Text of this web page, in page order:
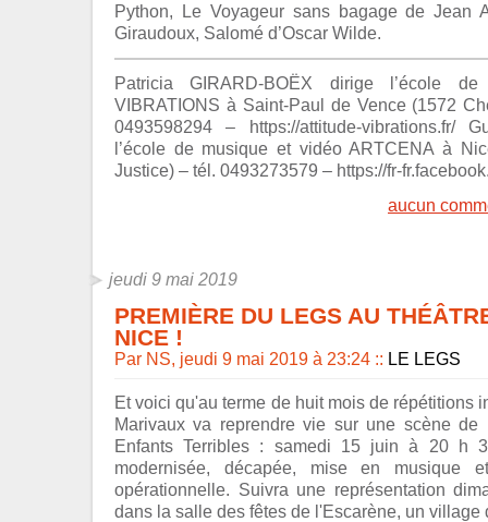
Python, Le Voyageur sans bagage de Jean
Giraudoux, Salomé d’Oscar Wilde.
Patricia GIRARD-BOËX dirige l’école
VIBRATIONS à Saint-Paul de Vence (1572
0493598294 – https://attitude-vibrations.fr/
l’école de musique et vidéo ARTCENA à
Justice) – tél. 0493273579 – https://fr-
aucun
jeudi 9 mai 2019
PREMIÈRE DU LEGS AU
NICE !
Par NS, jeudi 9 mai 2019 à 23:24 :: LE LEGS
Et voici qu'au terme de huit mois de répétitions
Marivaux va reprendre vie sur une scène de
Enfants Terribles : samedi 15 juin à 20 h
modernisée, décapée, mise en musique
opérationnelle. Suivra une représentation
dans la salle des fêtes de l'Escarène, un village